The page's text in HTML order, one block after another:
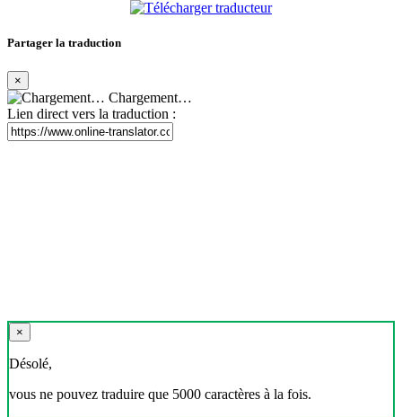
Partager la traduction
×
Chargement…
Lien direct vers la traduction :
×
Désolé,
vous ne pouvez traduire que 5000 caractères à la fois.